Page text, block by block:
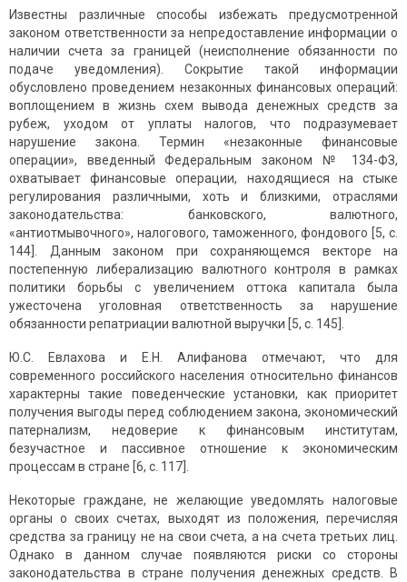
Известны различные способы избежать предусмотренной
законом ответственности за непредоставление информации о
наличии счета за границей (неисполнение обязанности по
подаче уведомления). Сокрытие такой информации
обусловлено проведением незаконных финансовых операций:
воплощением в жизнь схем вывода денежных средств за
рубеж, уходом от уплаты налогов, что подразумевает
нарушение закона. Термин «незаконные финансовые
операции», введенный Федеральным законом № 134-ФЗ,
охватывает финансовые операции, находящиеся на стыке
регулирования различными, хоть и близкими, отраслями
законодательства: банковского, валютного,
«антиотмывочного», налогового, таможенного, фондового [5, с.
144]. Данным законом при сохраняющемся векторе на
постепенную либерализацию валютного контроля в рамках
политики борьбы с увеличением оттока капитала была
ужесточена уголовная ответственность за нарушение
обязанности репатриации валютной выручки [5, с. 145].
Ю.С. Евлахова и Е.Н. Алифанова отмечают, что для
современного российского населения относительно финансов
характерны такие поведенческие установки, как приоритет
получения выгоды перед соблюдением закона, экономический
патернализм, недоверие к финансовым институтам,
безучастное и пассивное отношение к экономическим
процессам в стране [6, c. 117].
Некоторые граждане, не желающие уведомлять налоговые
органы о своих счетах, выходят из положения, перечисляя
средства за границу не на свои счета, а на счета третьих лиц.
Однако в данном случае появляются риски со стороны
законодательства в стране получения денежных средств. В